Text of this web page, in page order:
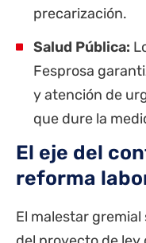
precarización.
Salud Pública:
Fesprosa
y atención de
que dure la
El eje del
reforma
El malestar